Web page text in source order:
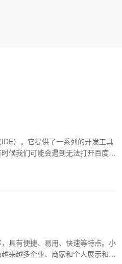
）。它提供了一系列的开发工具
候我们可能会遇到无法打开百度开
具有便捷、易用、快速等特点。小
来越多企业、商家和个人展示和推